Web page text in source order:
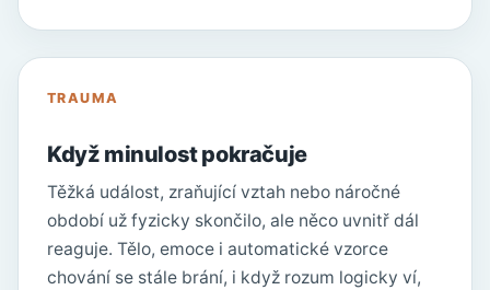
TRAUMA
Když minulost pokračuje
Těžká událost, zraňující vztah nebo náročné
období už fyzicky skončilo, ale něco uvnitř dál
reaguje. Tělo, emoce i automatické vzorce
chování se stále brání, i když rozum logicky ví,